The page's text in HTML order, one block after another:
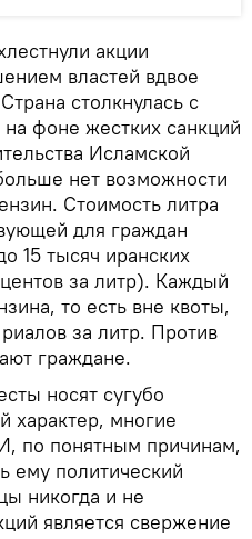
акции
властей вдвое
столкнулась с
фоне жестких санкций
Исламской
нет возможности
Стоимость литра
для граждан
15 тысяч иранских
за литр). Каждый
то есть вне квоты,
за литр. Против
граждане.
носят сугубо
характер, многие
по понятным причинам,
ему политический
никогда и не
является свержение